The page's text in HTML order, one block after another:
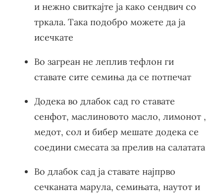
и нежно свиткајте ја како сендвич со
тркала. Така подобро можете да ја
исечкате
Во загреан не леплив тефлон ги
ставате сите семиња да се потпечат
Додека во длабок сад го ставате
сенфот, маслиновото масло, лимонот ,
медот, сол и бибер мешате додека се
соедини смесата за прелив на салатата
Во длабок сад ја ставате најпрво
сечканата марула, семињата, наутот и